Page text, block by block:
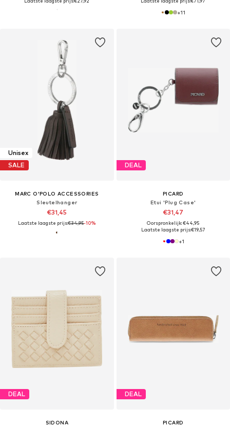
+11
Unisex
SALE
MARC O'POLO ACCESSORIES
Sleutelhanger
€31,45
Laatste laagste prijs:€34,95-10%
DEAL
PICARD
Etui 'Plug Case'
€31,47
Oorspronkelijk: €44,95
Laatste laagste prijs:€19,57
+1
DEAL
SIDONA
DEAL
PICARD